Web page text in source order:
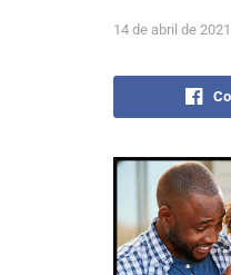
14 de abril de 2021